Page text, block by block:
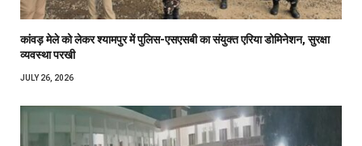
कांवड़ मेले को लेकर श्यामपुर में पुलिस-एसएसबी का संयुक्त एरिया डोमिनेशन, सुरक्षा
व्यवस्था परखी
JULY 26, 2026